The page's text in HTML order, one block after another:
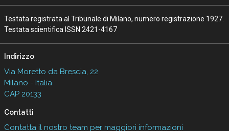
Testata registrata al Tribunale di Milano, numero registrazione 1927.
Testata scientifica ISSN 2421-4167
Indirizzo
Via Moretto da Brescia, 22
Milano - Italia
CAP 20133
Contatti
Contatta il nostro team per maggiori informazioni